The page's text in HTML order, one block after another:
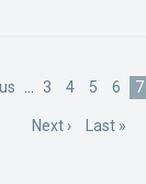
… Page
3 Page
4 Page
5 Page
6 7
Next
Next ›
Last
Last »